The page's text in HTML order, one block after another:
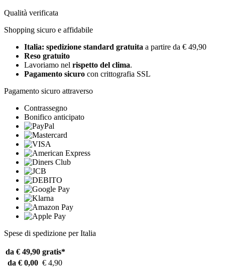
Qualità verificata
Shopping sicuro e affidabile
Italia: spedizione standard gratuita a partire da € 49,90
Reso gratuito
Lavoriamo nel rispetto del clima.
Pagamento sicuro con crittografia SSL
Pagamento sicuro attraverso
Contrassegno
Bonifico anticipato
Spese di spedizione per Italia
da € 49,90 gratis*
da € 0,00 € 4,90